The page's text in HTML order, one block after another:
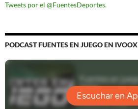
Tweets por el @FuentesDeportes.
PODCAST FUENTES EN JUEGO EN IVOOX